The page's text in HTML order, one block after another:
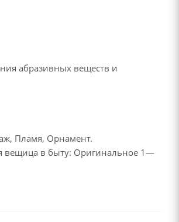
абразивных веществ и
Пламя, Орнамент.
вещица в быту: Оригинальное 1—